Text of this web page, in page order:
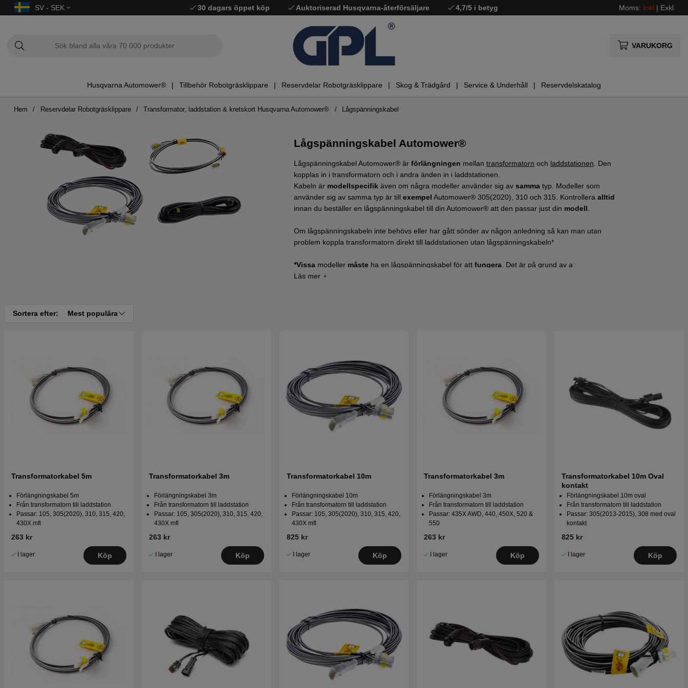
SV - SEK 30 dagars öppet köp Auktoriserad Husqvarna-återförsäljare 4,7/5 i betyg Moms: Inkl | Exkl
VARUKORG
Husqvarna Automower® Tillbehör Robotgräsklippare Reservdelar Robotgräsklippare Skog & Trädgård Service & Underhåll Reservdelskatalog
Hem Reservdelar Robotgräsklippare Transformator, laddstation & kretskort Husqvarna Automower® Lågspänningskabel
Lågspänningskabel Automower®
Lågspänningskabel Automower® är förlängningen mellan transformatorn och laddstationen. Den
kopplas in i transformatorn och i andra änden in i laddstationen.
Kabeln är modellspecifik även om några modeller använder sig av samma typ. Modeller som
använder sig av samma typ är till exempel Automower® 305(2020), 310 och 315. Kontrollera alltid
innan du beställer en lågspänningskabel till din Automower® att den passar just din modell.
Om lågspänningskabeln inte behövs eller har gått sönder av någon anledning så kan man utan
problem koppla transformatorn direkt till laddstationen utan lågspänningskabeln*
*Vissa modeller måste ha en lågspänningskabel för att fungera. Det är på grund av att
lågspänningskabeln
Sortera efter: Mest populära
Transformatorkabel 5m
Förlängningskabel 5m
Från transformatorn till laddstation
Passar: 105, 305(2020), 310, 315, 420,
430X mfl
263 kr
I lager Köp
Transformatorkabel 3m
Förlängningskabel 3m
Från transformatorn till laddstation
Passar: 105, 305(2020), 310, 315, 420,
430X mfl
263 kr
I lager Köp
Transformatorkabel 10m
Förlängningskabel 10m
Från transformatorn till laddstation
Passar: 105, 305(2020), 310, 315, 420,
430X mfl
825 kr
I lager Köp
Transformatorkabel 3m
Förlängningskabel 3m
Från transformatorn till laddstation
Passar: 435X AWD, 440, 450X, 520 &
550
263 kr
I lager Köp
Transformatorkabel 10m Oval
kontakt
Förlängningskabel 10m oval
Från transformatorn till laddstation
Passar: 305(2013-2015), 308 med oval
kontakt
825 kr
I lager Köp